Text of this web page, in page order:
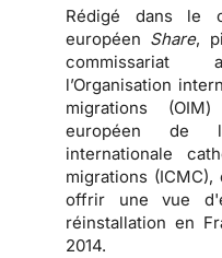
Rédigé dans le
européen Share,
commissariat
l’Organisation
migrations
européen de
internationale
migrations
offrir une vue
réinstallation en
2014.